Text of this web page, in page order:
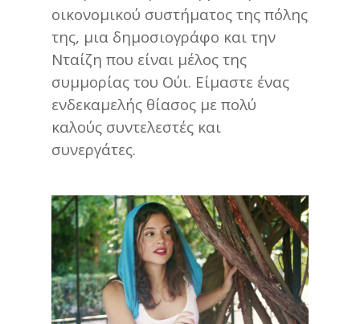
οικονομικού συστήματος της πόλης
της, μια δημοσιογράφο και την
Νταίζη που είναι μέλος της
συμμορίας του Ούι. Είμαστε ένας
ενδεκαμελής θίασος με πολύ
καλούς συντελεστές και
συνεργάτες.